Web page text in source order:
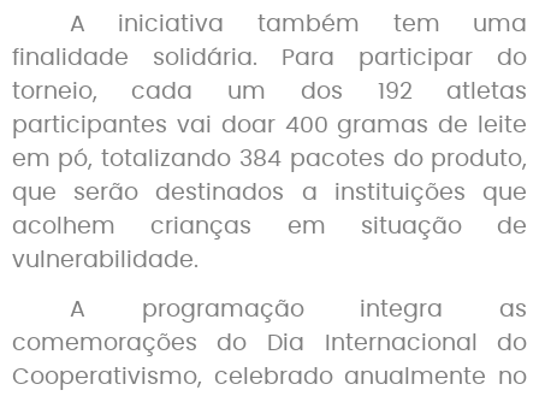
A iniciativa também tem uma
finalidade solidária. Para participar do
torneio, cada um dos 192 atletas
participantes vai doar 400 gramas de leite
em pó, totalizando 384 pacotes do produto,
que serão destinados a instituições que
acolhem crianças em situação de
vulnerabilidade.
A programação integra as
comemorações do Dia Internacional do
Cooperativismo, celebrado anualmente no